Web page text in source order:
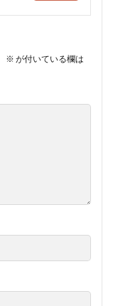
※ が付いている欄は